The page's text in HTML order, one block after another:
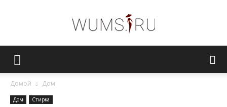
Домой Дом
Дом Стирка